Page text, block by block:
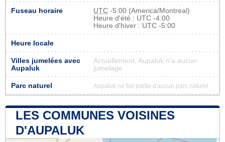
Fuseau horaire UTC -5:00 (America/Montreal)
Heure d'été : UTC -4:00
Heure d'hiver : UTC -5:00
Heure locale
Villes jumelées avec
Aupaluk
Actuellement, Aupaluk n'a aucun
jumelage
Parc naturel Aupaluk ne fait partie d'aucun parc naturel
LES COMMUNES VOISINES
D'AUPALUK